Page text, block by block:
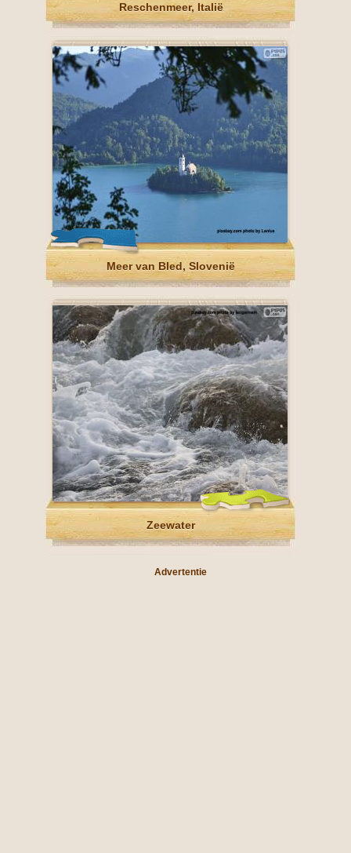
Reschenmeer, Italië
Meer van Bled, Slovenië
Zeewater
Advertentie